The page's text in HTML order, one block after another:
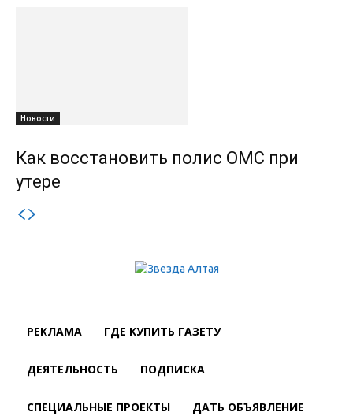
Новости
Как восстановить полис ОМС при
утере
РЕКЛАМА ГДЕ КУПИТЬ ГАЗЕТУ
ДЕЯТЕЛЬНОСТЬ ПОДПИСКА
СПЕЦИАЛЬНЫЕ ПРОЕКТЫ ДАТЬ ОБЪЯВЛЕНИЕ